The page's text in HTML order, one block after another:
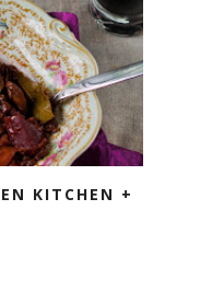
KITCHEN +